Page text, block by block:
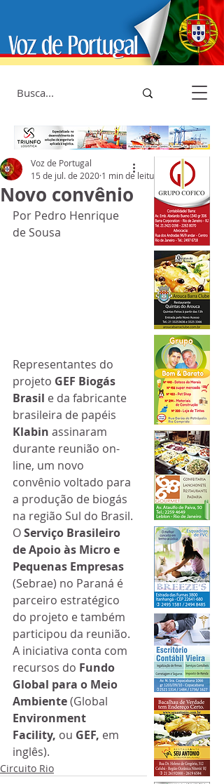
Novo convênio
Voz de Portugal
15 de jul. de 2020 1 min de leitura
Por Pedro Henrique
de Sousa
Representantes do
projeto GEF Biogás
Brasil e da fabricante
brasileira de papéis
Klabin assinaram
durante reunião on-
line, um novo
convênio voltado para
a produção de biogás
na região Sul do Brasil.
O Serviço Brasileiro
de Apoio às Micro e
Pequenas Empresas
(Sebrae) no Paraná é
parceiro estratégico
do projeto e também
participou da reunião.
A iniciativa conta com
recursos do Fundo
Global para o Meio
Ambiente (Global
Environment
Facility, ou GEF, em
inglês).
Circuito Rio